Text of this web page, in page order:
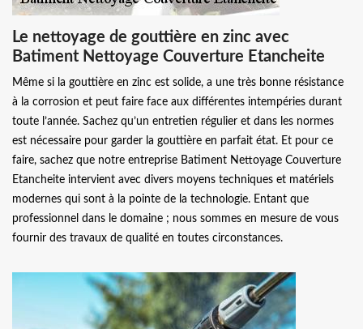
Le nettoyage de gouttière en zinc avec
Batiment Nettoyage Couverture Etancheite
Même si la gouttière en zinc est solide, a une très bonne résistance
à la corrosion et peut faire face aux différentes intempéries durant
toute l’année. Sachez qu’un entretien régulier et dans les normes
est nécessaire pour garder la gouttière en parfait état. Et pour ce
faire, sachez que notre entreprise Batiment Nettoyage Couverture
Etancheite intervient avec divers moyens techniques et matériels
modernes qui sont à la pointe de la technologie. Entant que
professionnel dans le domaine ; nous sommes en mesure de vous
fournir des travaux de qualité en toutes circonstances.